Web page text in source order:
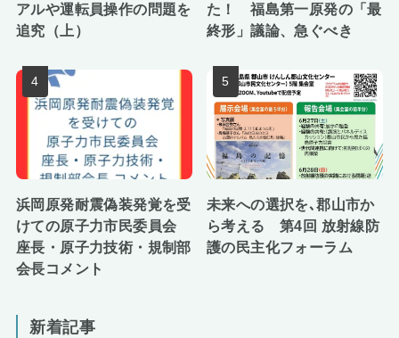
アルや運転員操作の問題を
追究（上）
た！ 福島第一原発の「最
終形」議論、急ぐべき
浜岡原発耐震偽装発覚を受
けての原子力市民委員会
座長・原子力技術・規制部
会長コメント
未来への選択を､郡山市か
ら考える 第4回 放射線防
護の民主化フォーラム
新着記事